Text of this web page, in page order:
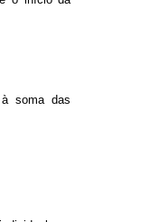
à soma das